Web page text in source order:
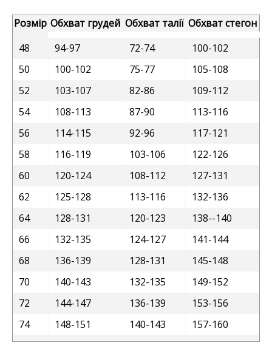
Розмір Обхват грудей Обхват талії Обхват стегон
48
94-97 72-74
100-102
50
100-102 75-77
105-108
52
103-107 82-86
109-112
54
108-113 87-90
113-116
56
114-115 92-96
117-121
58
116-119 103-106
122-126
60
120-124 108-112
127-131
62
125-128 113-116
132-136
64
128-131 120-123
138--140
66
132-135 124-127
141-144
68
136-139 128-131
145-148
70
140-143 132-135
149-152
72
144-147 136-139
153-156
74
148-151 140-143 157-160